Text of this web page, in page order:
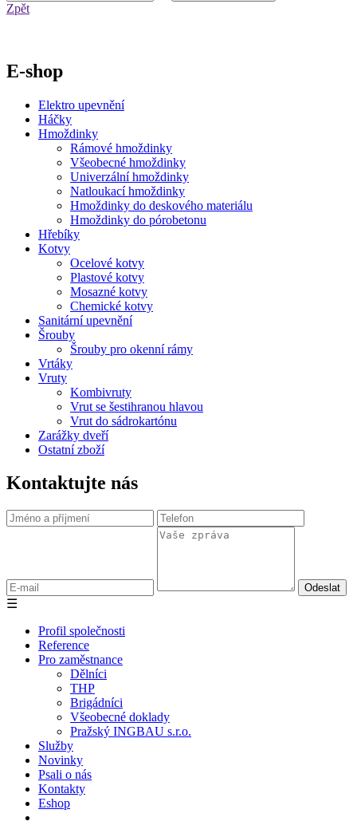
Zpět
E-shop
Elektro upevnění
Háčky
Hmoždinky
Rámové hmoždinky
Všeobecné hmoždinky
Univerzální hmoždinky
Natloukací hmoždinky
Hmoždinky do deskového materiálu
Hmoždinky do pórobetonu
Hřebíky
Kotvy
Ocelové kotvy
Plastové kotvy
Mosazné kotvy
Chemické kotvy
Sanitární upevnění
Šrouby
Šrouby pro okenní rámy
Vrtáky
Vruty
Kombivruty
Vrut se šestihranou hlavou
Vrut do sádrokartónu
Zarážky dveří
Ostatní zboží
Kontaktujte nás
☰
Profil společnosti
Reference
Pro zaměstnance
Dělníci
THP
Brigádníci
Všeobecné doklady
Pražský INGBAU s.r.o.
Služby
Novinky
Psali o nás
Kontakty
Eshop